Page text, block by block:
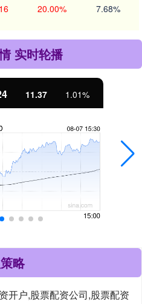
20.00% 7.68%
实时轮播
11.37 1.01%
略
开户,股票配资公司,股票配资